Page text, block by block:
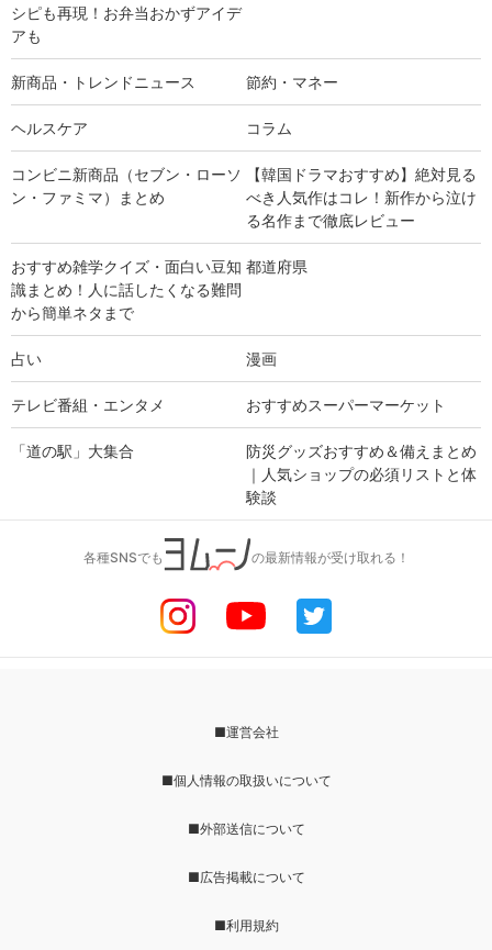
シピも再現！お弁当おかずアイデ
アも
新商品・トレンドニュース 節約・マネー
ヘルスケア コラム
コンビニ新商品（セブン・ローソ
ン・ファミマ）まとめ
【韓国ドラマおすすめ】絶対見る
べき人気作はコレ！新作から泣け
る名作まで徹底レビュー
おすすめ雑学クイズ・面白い豆知
識まとめ！人に話したくなる難問
から簡単ネタまで
都道府県
占い 漫画
テレビ番組・エンタメ おすすめスーパーマーケット
「道の駅」大集合
防災グッズおすすめ＆備えまとめ
｜人気ショップの必須リストと体
験談
各種SNSでも の最新情報が受け取れる！
■運営会社
■個人情報の取扱いについて
■外部送信について
■広告掲載について
■利用規約